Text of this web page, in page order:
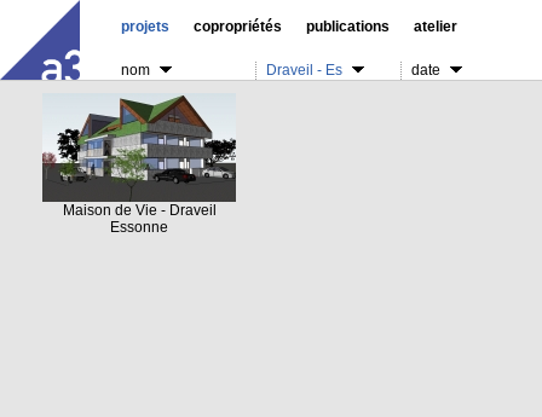
projets copropriétés publications atelier
nom Draveil - Es date
Maison de Vie - Draveil
Essonne